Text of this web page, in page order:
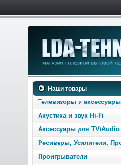
Наши товары
Телевизоры и аксессуары
Акустика и звук Hi-Fi
Аксессуары для TV/Audio
Проигрыватели